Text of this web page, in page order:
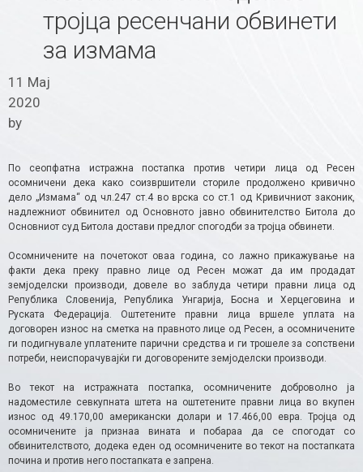
тројца ресенчани обвинети
за измама
11 Мај
2020
by
По сеопфатна истражна постапка против четири лица од Ресен
осомничени дека како соизвршители сториле продолжено кривично
дело „Измама“ од чл.247 ст.4 во врска со ст.1 од Кривичниот законик,
надлежниот обвинител од Основното јавно обвинителство Битола до
Основниот суд Битола достави предлог спогодби за тројца обвинети.
Осомничените на почетокот оваа година, со лажно прикажување на
факти дека преку правно лице од Ресен можат да им продадат
земјоделски производи, довеле во заблуда четири правни лица од
Република Словенија, Република Унгарија, Босна и Херцеговина и
Руската Федерација. Оштетените правни лица вршеле уплата на
договорен износ на сметка на правното лице од Ресен, а осомничените
ги подигнувале уплатените парични средства и ги трошеле за сопствени
потреби, неиспорачувајќи ги договорените земјоделски производи.
Во текот на истражната постапка, осомничените доброволно ја
надоместиле севкупната штета на оштетените правни лица во вкупен
износ од 49.170,00 американски долари и 17.466,00 евра. Тројца од
осомничените ја признаа вината и побараа да се спогодат со
обвинителството, додека еден од осомничените во текот на постапката
почина и против него постапката е запрена.